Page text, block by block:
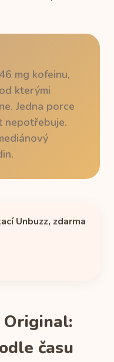
mg kofeinu,
kterými
Jedna porce
nepotřebuje.
Unbuzz, zdarma
Original:
času